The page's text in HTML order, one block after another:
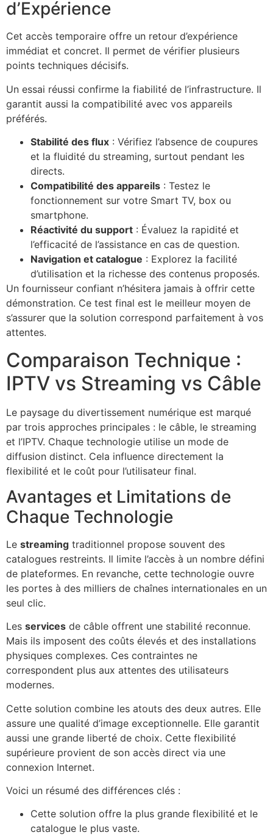
d’Expérience
Cet accès temporaire offre un retour d’expérience
immédiat et concret. Il permet de vérifier plusieurs
points techniques décisifs.
Un essai réussi confirme la fiabilité de l’infrastructure. Il
garantit aussi la compatibilité avec vos appareils
préférés.
Stabilité des flux : Vérifiez l’absence de coupures
et la fluidité du streaming, surtout pendant les
directs.
Compatibilité des appareils : Testez le
fonctionnement sur votre Smart TV, box ou
smartphone.
Réactivité du support : Évaluez la rapidité et
l’efficacité de l’assistance en cas de question.
Navigation et catalogue : Explorez la facilité
d’utilisation et la richesse des contenus proposés.
Un fournisseur confiant n’hésitera jamais à offrir cette
démonstration. Ce test final est le meilleur moyen de
s’assurer que la solution correspond parfaitement à vos
attentes.
Comparaison Technique :
IPTV vs Streaming vs Câble
Le paysage du divertissement numérique est marqué
par trois approches principales : le câble, le streaming
et l’IPTV. Chaque technologie utilise un mode de
diffusion distinct. Cela influence directement la
flexibilité et le coût pour l’utilisateur final.
Avantages et Limitations de
Chaque Technologie
Le streaming traditionnel propose souvent des
catalogues restreints. Il limite l’accès à un nombre défini
de plateformes. En revanche, cette technologie ouvre
les portes à des milliers de chaînes internationales en un
seul clic.
Les services de câble offrent une stabilité reconnue.
Mais ils imposent des coûts élevés et des installations
physiques complexes. Ces contraintes ne
correspondent plus aux attentes des utilisateurs
modernes.
Cette solution combine les atouts des deux autres. Elle
assure une qualité d’image exceptionnelle. Elle garantit
aussi une grande liberté de choix. Cette flexibilité
supérieure provient de son accès direct via une
connexion Internet.
Voici un résumé des différences clés :
Cette solution offre la plus grande flexibilité et le
catalogue le plus vaste.